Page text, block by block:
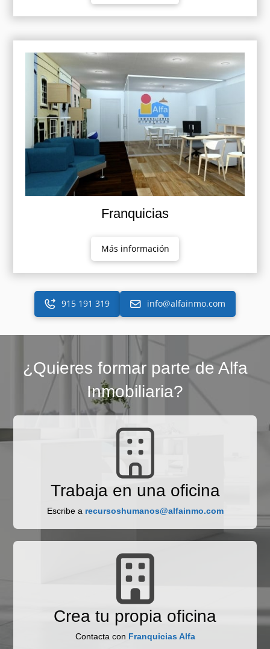
Franquicias
Más información
915 191 319 info@alfainmo.com
¿Quieres formar parte de Alfa
Inmobiliaria?
Trabaja en una oficina
Escribe a recursoshumanos@alfainmo.com
Crea tu propia oficina
Contacta con Franquicias Alfa